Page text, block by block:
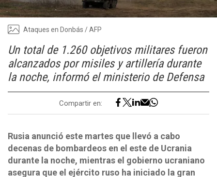
Ataques en Donbás / AFP
Un total de 1.260 objetivos militares fueron
alcanzados por misiles y artillería durante
la noche, informó el ministerio de Defensa
Compartir en:
Rusia anunció este martes que llevó a cabo
decenas de bombardeos en el este de Ucrania
durante la noche, mientras el gobierno ucraniano
asegura que el ejército ruso ha iniciado la gran